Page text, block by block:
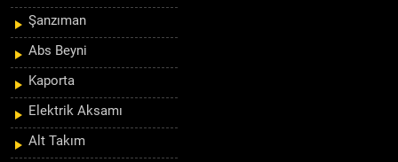
Şanzıman
Abs Beyni
Kaporta
Elektrik Aksamı
Alt Takım